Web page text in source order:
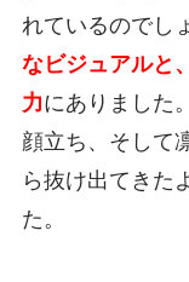
れているのでし
なビジュアルと
力にありました
顔立ち、そして
ら抜け出てきた
た。